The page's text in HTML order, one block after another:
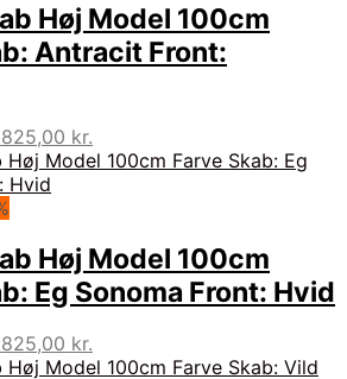
Høj Model 100cm
Antracit Front:
kr.
aktuelle
Høj Model 100cm
Eg Sonoma Front: Hvid
kr.
aktuelle